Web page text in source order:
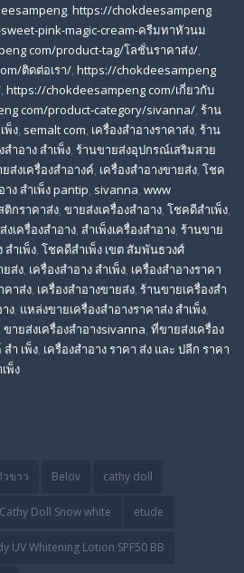
, https://chokdeesampeng
pink-magic-cream-ครีมทาหัวนม
com/product-tag/โลชั่นราคาส่ง/,
ติดต่อเรา/, https://chokdeesampeng
, https://chokdeesampeng com/เกี่ยวกับ
com/product-category/sivanna/, ร้าน
พ็ง, semalt com, เครื่องสำอางราคาส่ง, ร้าน
าอาง สําเพ็ง, ร้านขายส่งอุปกรณ์เสริมสวย
ส่งเครื่องสำอางค์, เครื่องสำอางขายส่ง, โชค
ง สําเพ็ง pantip, sivanna, www
ติกราคาส่ง, ขายส่งเครื่องสำอาง, โชคดีสำเพ็ง,
งเครื่องสำอาง, สําเพ็งเครื่องสําอาง, ร้านขาย
าเพ็ง, โชคดีสำเพ็ง เขต สัมพันธวงศ์
ยส่ง, เครื่องสําอาง สําเพ็ง, เครื่องสําอางราคา
คาส่ง, เครื่องสําอางขายส่ง, ร้านขายเครื่องสํา
ง, แหล่งขายเครื่องสําอางราคาส่ง สําเพ็ง,
ขายส่งเครื่องสําอางsivanna, ที่ขายส่งเครื่อง
ำ เพ็ง, เครื่องสำอาง ราคา ส่ง และ ปลีก ราคา
พ็ง
ขาว Belov cathy doll
Cathy Doll Snow white etude
UV Whitening Lotion SPF50 BB